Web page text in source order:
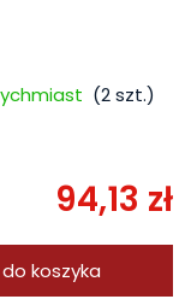
(2szt.)
94,13 zł
koszyka